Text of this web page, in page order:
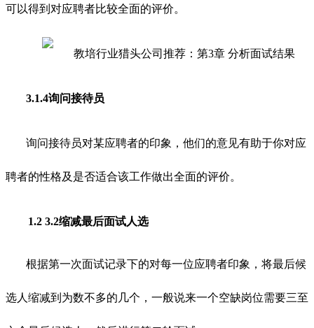
可以得到对应聘者比较全面的评价。
3.1.4询问接待员
询问接待员对某应聘者的印象，他们的意见有助于你对应
聘者的性格及是否适合该工作做出全面的评价。
1.2 3.2缩减最后面试人选
根据第一次面试记录下的对每一位应聘者印象，将最后候
选人缩减到为数不多的几个，一般说来一个空缺岗位需要三至